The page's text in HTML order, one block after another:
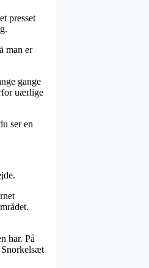
presset
man er
gange
uærlige
ser en
har. På
Snorkelsæt